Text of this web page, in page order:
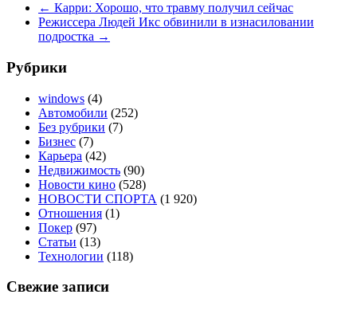
← Карри: Хорошо, что травму получил сейчас
Режиссера Людей Икс обвинили в изнасиловании
подростка →
Рубрики
windows (4)
Автомобили (252)
Без рубрики (7)
Бизнес (7)
Карьера (42)
Недвижимость (90)
Новости кино (528)
НОВОСТИ СПОРТА (1 920)
Отношения (1)
Покер (97)
Статьи (13)
Технологии (118)
Свежие записи